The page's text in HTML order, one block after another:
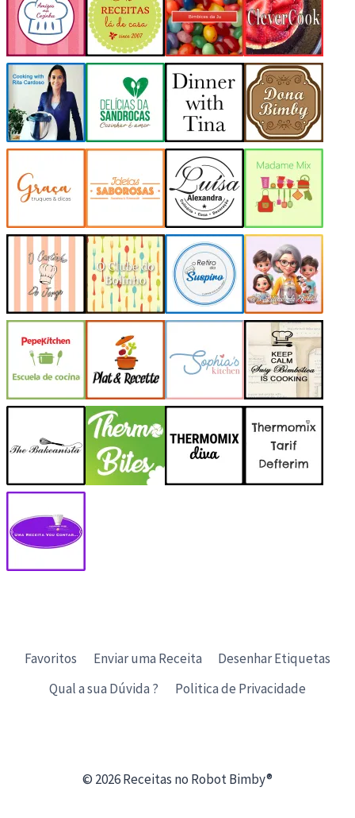
Favoritos Enviar uma Receita
Desenhar Etiquetas
Qual a sua Dúvida ?
Politica de Privacidade
© 2026 Receitas no Robot Bimby®